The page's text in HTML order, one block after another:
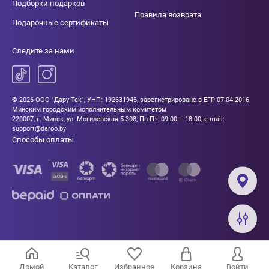
Подборки подарков
Подарочные сертификаты
Правила возврата
Следите за нами
© 2026 ООО "Дару Тек", УНП: 192631946, зарегистрировано в ЕГР 07.04.2016
Минским городским исполнительным комитетом
220007, г. Минск, ул. Могилевская 5-308, Пн-Пт: 09:00 – 18:00; e-mail:
support@daroo.by
Способы оплаты
Домой Каталог Избранное Корзина Войти